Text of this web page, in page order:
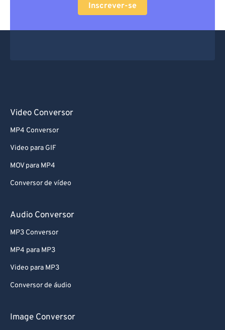
Inscrever-se
Video Conversor
MP4 Conversor
Video para GIF
MOV para MP4
Conversor de vídeo
Audio Conversor
MP3 Conversor
MP4 para MP3
Video para MP3
Conversor de áudio
Image Conversor